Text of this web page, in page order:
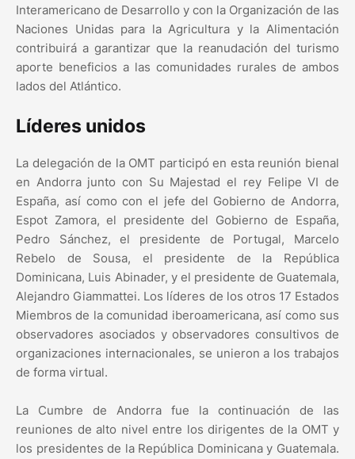
Interamericano de Desarrollo y con la Organización de las
Naciones Unidas para la Agricultura y la Alimentación
contribuirá a garantizar que la reanudación del turismo
aporte beneficios a las comunidades rurales de ambos
lados del Atlántico.
Líderes unidos
La delegación de la OMT participó en esta reunión bienal
en Andorra junto con Su Majestad el rey Felipe VI de
España, así como con el jefe del Gobierno de Andorra,
Espot Zamora, el presidente del Gobierno de España,
Pedro Sánchez, el presidente de Portugal, Marcelo
Rebelo de Sousa, el presidente de la República
Dominicana, Luis Abinader, y el presidente de Guatemala,
Alejandro Giammattei. Los líderes de los otros 17 Estados
Miembros de la comunidad iberoamericana, así como sus
observadores asociados y observadores consultivos de
organizaciones internacionales, se unieron a los trabajos
de forma virtual.
La Cumbre de Andorra fue la continuación de las
reuniones de alto nivel entre los dirigentes de la OMT y
los presidentes de la República Dominicana y Guatemala.